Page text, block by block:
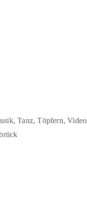
Tanz, Töpfern,